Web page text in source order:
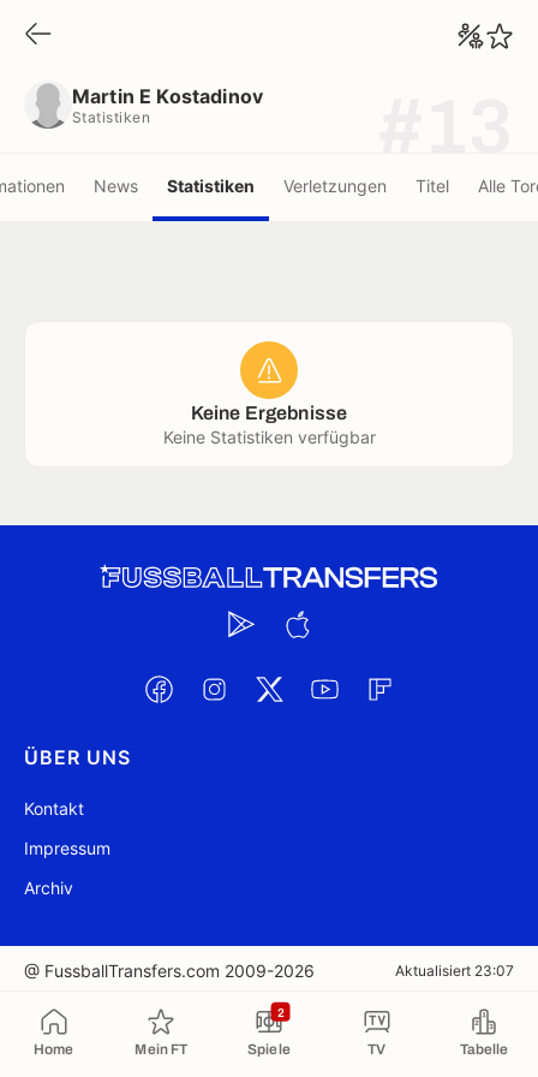
Home Mein FT Spiele
2
TV Tabelle
Martin E Kostadinov
Statistiken
News Statistiken Verletzungen Titel Alle
Keine Ergebnisse
Keine Statistiken verfügbar
ÜBER UNS
Kontakt
Impressum
Archiv
@ FussballTransfers.com 2009-2026 Aktualisiert 23:07
In die Zwischenablage kopiert